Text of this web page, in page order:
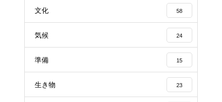
文化 58
気候 24
準備 15
生き物 23